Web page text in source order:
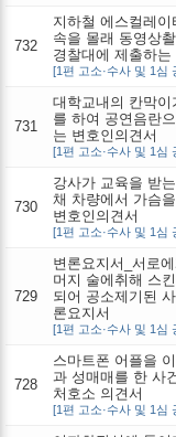
732
지하철 에스컬레
속을 몰래 동영상
경찰대에 제출하는
[1편 고소·수사 및 1심
731
대학교내의 칸막
를 하여 공연음란
는 변호인의견서
[1편 고소·수사 및 1심
730
강사가 교육을 받
채 차량에서 가슴
변호인의견서
[1편 고소·수사 및 1심
729
변론요지서_서로
머지 술에취해 스
되어 공소제기된
론요지서
[1편 고소·수사 및 1심
728
스마트폰 어플을
과 성매매를 한 사
처호소 의견서
[1편 고소·수사 및 1심